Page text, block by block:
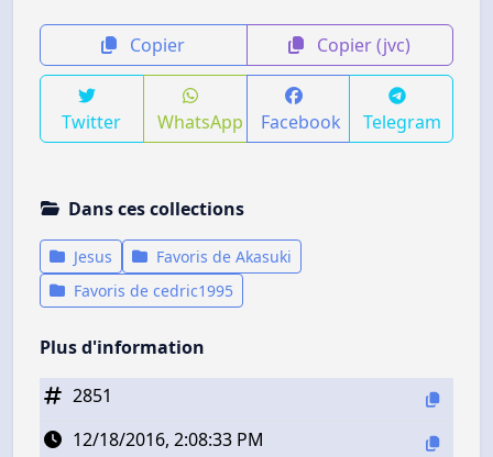
Copier Copier (jvc)
Twitter WhatsApp Facebook Telegram
Dans ces collections
Jesus
Favoris de Akasuki
Favoris de cedric1995
Plus d'information
2851
12/18/2016, 2:08:33 PM